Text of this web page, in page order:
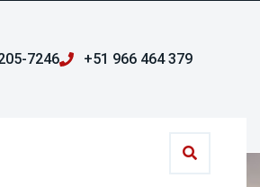
7246 +51 966 464 379